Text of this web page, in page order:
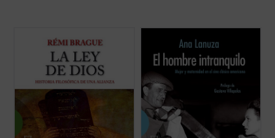
Hoy la idea de ley divina se ha vuelto
extraña e incluso, para algunos, ofensiva.
Sin embargo, ha dominado las creencias y
las costumbres durante casi tres milenios.
La alianza entre Dios y la ley, forjada en la
Grecia antigua y en la tradición ... (ver
películas de todos los tiempos se produce
en los años del
New Deal
americano, un
tiempo de turbulencias políticas, sociales y
económicas en el que se sentaron las
bases de nuestra actual sociedad ...
ficha)